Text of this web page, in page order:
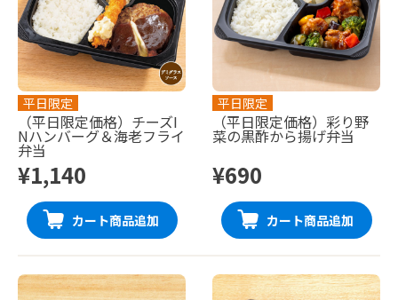
平日限定
（平日限定価格）チーズI
Nハンバーグ＆海老フライ
弁当
¥1,140
カート商品追加
平日限定
（平日限定価格）彩り野
菜の黒酢から揚げ弁当
¥690
カート商品追加